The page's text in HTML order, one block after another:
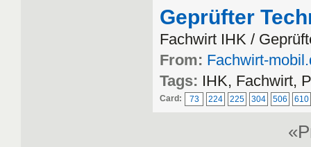
Geprüfter
Fachwirt IHK /
From: Fachwirt-
Tags: IHK, Fachwirt,
Card: 73 224 225 304 506 610